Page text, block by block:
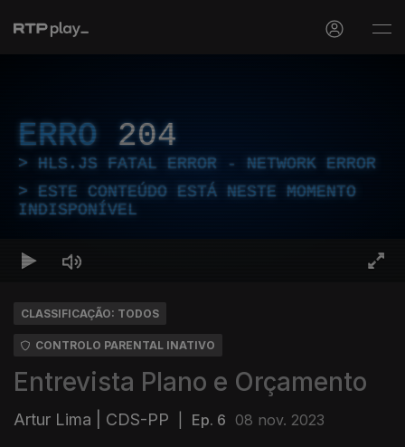
ERRO 204
HLS.JS FATAL ERROR - NETWORK ERROR
ESTE CONTEÚDO ESTÁ NESTE MOMENTO
INDISPONÍVEL
CLASSIFICAÇÃO: TODOS
CONTROLO PARENTAL INATIVO
Entrevista Plano e Orçamento
Artur Lima | CDS-PP Ep. 6 08 nov. 2023